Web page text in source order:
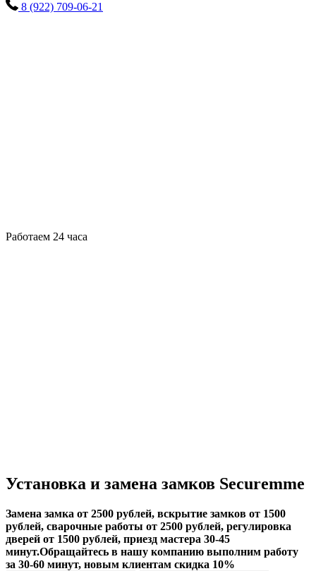
8 (922) 709-06-21
Работаем 24 часа
Установка и замена замков Securemme
Замена замка от 2500 рублей, вскрытие замков от 1500
рублей, сварочные работы от 2500 рублей, регулировка
дверей от 1500 рублей, приезд мастера 30-45
минут.Обращайтесь в нашу компанию выполним работу
за 30-60 минут, новым клиентам скидка 10%